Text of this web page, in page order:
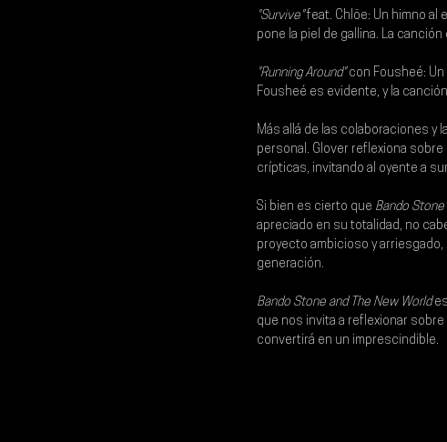
"Survive" feat. Chlöe: Un himno al
pone la piel de gallina. La
"Running Around" con Fousheé: Un
Fousheé es evidente, y la
Más allá de las colaboraciones y
personal. Glover reflexiona
crípticas, invitando al oyente a
Si bien es cierto que Bando Stone
apreciado en su totalidad, no
proyecto ambicioso y
generación.
Bando Stone and The New World
que nos invita a reflexionar sobre
convertirá en un imprescindible.